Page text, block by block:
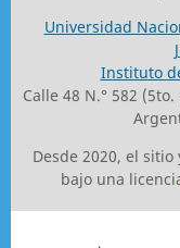
Universidad
Instituto
Calle 48 N.° 582
Desde 2020, el
bajo una